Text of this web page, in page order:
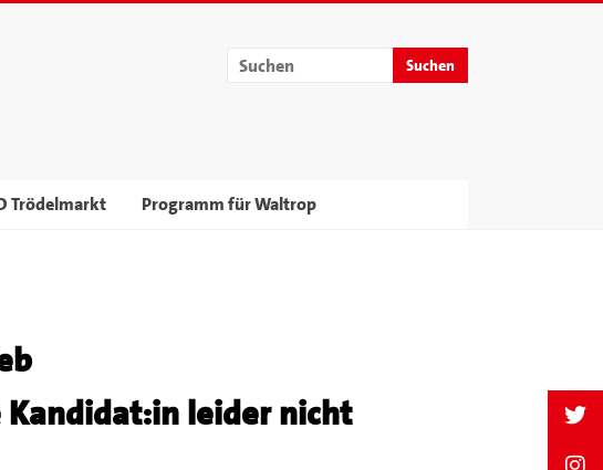
Trödelmarkt Programm für Waltrop
Kandidat:in leider nicht